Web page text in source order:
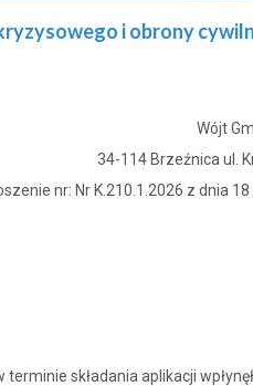
i obrony
Wójt
34-114 Brzeźnica ul.
nr: Nr K.210.1.2026 z dnia
składania aplikacji